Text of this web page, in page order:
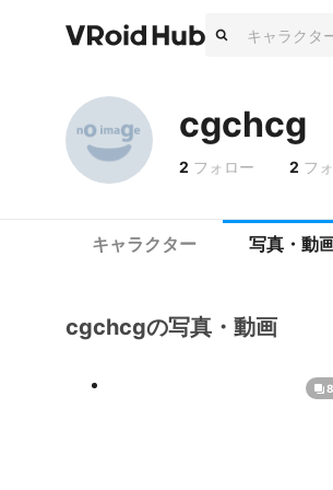
cgchcg
2 フォロー 2 フ
キャラクター 写真・動
cgchcgの写真・動画
8